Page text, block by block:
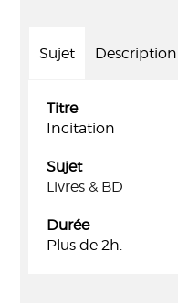
Sujet Description
Titre
Incitation
Sujet
Livres & BD
Durée
Plus de 2h.